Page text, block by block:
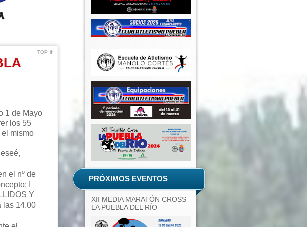
TOP
1 de Mayo
los 55
el mismo
el nº de
I
Y
las 14.00
PRÓXIMOS EVENTOS
XII MEDIA MARATÓN CROSS
LA PUEBLA DEL RÍO